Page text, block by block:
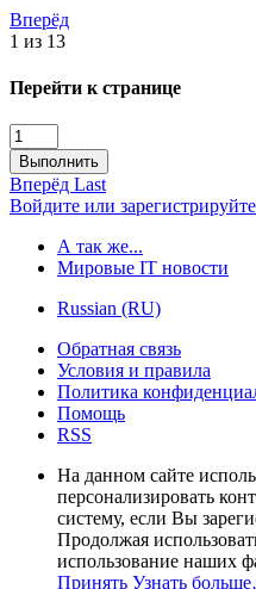
Вперёд
1 из 13
Перейти к странице
Выполнить
Вперёд Last
Войдите или
А так же...
Мировые IT новости
Russian (RU)
Обратная связь
Условия и правила
Политика
Помощь
RSS
На данном сайте
персонализировать
систему, если Вы
Продолжая
использование наших
Принять Узнать